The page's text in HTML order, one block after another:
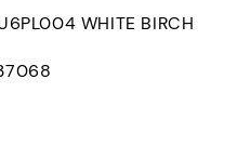
WHITE BIRCH